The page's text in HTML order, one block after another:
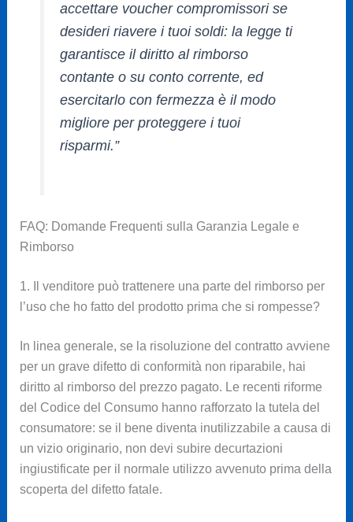
accettare voucher compromissori se
desideri riavere i tuoi soldi: la legge ti
garantisce il diritto al rimborso
contante o su conto corrente, ed
esercitarlo con fermezza è il modo
migliore per proteggere i tuoi
risparmi.”
FAQ: Domande Frequenti sulla Garanzia Legale e
Rimborso
1. Il venditore può trattenere una parte del rimborso per
l’uso che ho fatto del prodotto prima che si rompesse?
In linea generale, se la risoluzione del contratto avviene
per un grave difetto di conformità non riparabile, hai
diritto al rimborso del prezzo pagato. Le recenti riforme
del Codice del Consumo hanno rafforzato la tutela del
consumatore: se il bene diventa inutilizzabile a causa di
un vizio originario, non devi subire decurtazioni
ingiustificate per il normale utilizzo avvenuto prima della
scoperta del difetto fatale.